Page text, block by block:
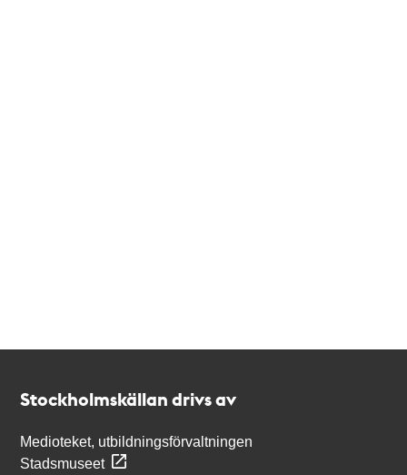
Stockholmskällan drivs av
Medioteket, utbildningsförvaltningen
Stadsmuseet